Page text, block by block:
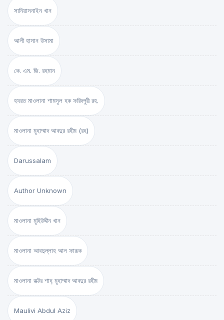
সানিয়াসনাইন খান
আলী হাসান উসামা
কে. এম. জি. রহমান
হযরত মাওলানা শামসুল হক ফরিদপুরী রহ.
মাওলানা মুহাম্মাদ আবদুর রহীম (রহ)
Darussalam
Author Unknown
মাওলানা মুহিউদ্দীন খান
মাওলানা আবদুল্লাহ আল ফারূক
মাওলানা ডক্টর শাহ্‌ মুহাম্মাদ আবদুর রহীম
Maulivi Abdul Aziz